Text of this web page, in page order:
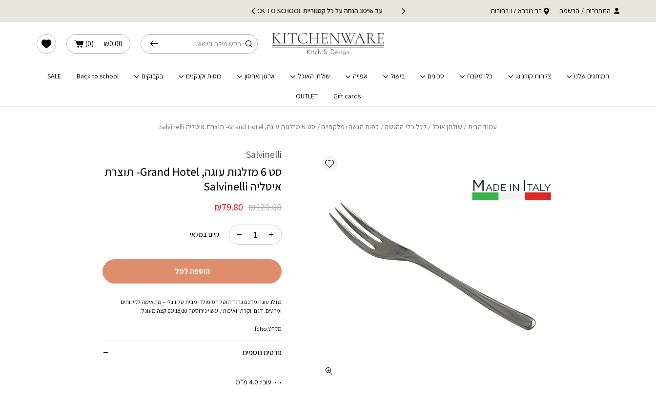
משלוחים מהירים לכל הארץ התחברות / הרשמה בר כוכבא 17 רחובות
חיפוש ₪0.00
(
0
)
המותגים שלנו צלחות קורנינג כלי מטבח סכינים בישול אפייה שולחן האוכל ארגון ואחסון כוסות וקנקנים בקבוקים Back to school
SALE
Gift cards
OUTLET
עמוד הבית / שולחן אוכל / לכל כלי ההגשה / כפות הגשה+מלקחיים / סט 6 מזלגות עוגה, Grand Hotel- תוצרת איטליה Salvinelli
Salvinelli
סט 6 מזלגות עוגה, Grand Hotel- תוצרת
איטליה Salvinelli
₪129.00
המחיר
היה:
₪129.00.
₪79.80 המחיר
הוא:
מזלג עוגה מדגם גרנד הוטל הפופולרי מבית סלווינלי – מתאימה לקינוחים
ומזטים. דגם יוקרתי ואיכותי, עשוי נירוסטה 18/10 עם קצה מעוגל.
מק"ט:fdho
קיים במלאי
הוספה לסל
פרטים נוספים
עובי: 4.0 מ”מ
Add wishlist